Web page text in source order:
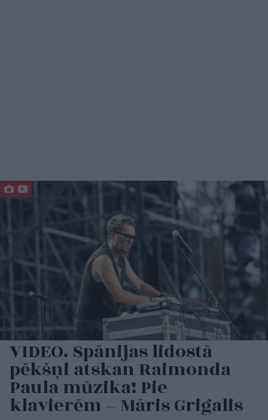
VIDEO. Spānijas lidostā
pēkšņi atskan Raimonda
Paula mūzika! Pie
klavierēm – Māris Grigalis